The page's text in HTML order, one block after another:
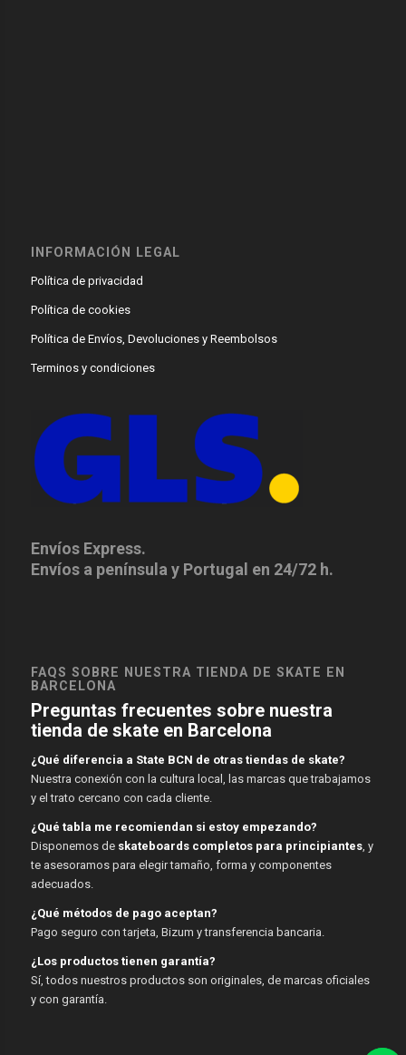
INFORMACIÓN LEGAL
Política de privacidad
Política de cookies
Política de Envíos, Devoluciones y Reembolsos
Terminos y condiciones
Envíos Express.
Envíos a península y Portugal en 24/72 h.
FAQS SOBRE NUESTRA TIENDA DE SKATE EN
BARCELONA
Preguntas frecuentes sobre nuestra
tienda de skate en Barcelona
¿Qué diferencia a State BCN de otras tiendas de skate?
Nuestra conexión con la cultura local, las marcas que trabajamos
y el trato cercano con cada cliente.
¿Qué tabla me recomiendan si estoy empezando?
Disponemos de skateboards completos para principiantes, y
te asesoramos para elegir tamaño, forma y componentes
adecuados.
¿Qué métodos de pago aceptan?
Pago seguro con tarjeta, Bizum y transferencia bancaria.
¿Los productos tienen garantía?
Sí, todos nuestros productos son originales, de marcas oficiales
y con garantía.